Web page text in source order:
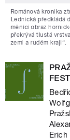
Románová kronika
Lednická předkládá
měnící obraz
překrývá tlustá
zemi a rudém kraji“.
Erich